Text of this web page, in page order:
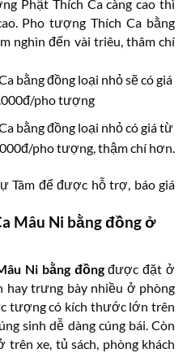
Phật Thích Ca càng cao thì
Pho tượng Thích Ca bằng
nghìn đến vài triêu, thâm chí
bằng đồng loại nhỏ sẽ có giá
pho tượng
bằng đồng loại nhỏ có giá từ
pho tượng, thậm chí hơn.
Tâm để được hỗ trợ, báo giá
Mâu Ni bằng đồng ở
Ni bằng đồngđược đặt ở
hay trưng bày nhiều ở phòng
tượng có kích thước lớn trên
sinh dễ dàng cúng bái. Còn
xe, tủ sách, phòng khách